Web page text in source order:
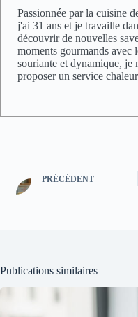
Passionnée par la cuisine
j'ai 31 ans et je travaille
découvrir de nouvelles
moments gourmands avec
souriante et dynamique, je
proposer un service
PRÉCÉDENT
Publications similaires